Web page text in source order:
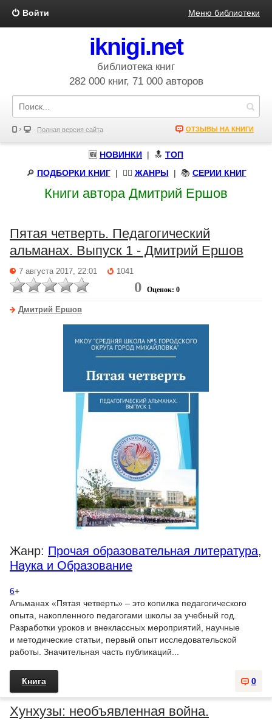
Войти Меню библиотеки
iknigi.net
библиотека книг
282 000 книг, 71 000 авторов
Полная версия сайта ОТЗЫВЫ НА КНИГИ
🆕 НОВИНКИ | 🔝 ТОП
🔎 ПОДБОРКИ КНИГ| 🧝‍♀️ ЖАНРЫ | 📚 СЕРИИ КНИГ
Книги автора Дмитрий Ершов
Пятая четверть. Педагогический
альманах. Выпуск 1 - Дмитрий Ершов
7 августа 2017, 22:01 1041
0 Оценок: 0
Дмитрий Ершов
Жанр: Прочая образовательная литература,
Наука и Образование
6+
Альманах «Пятая четверть» – это копилка педагогического
опыта, накопленного педагогами школы за учебный год.
Разработки уроков и внеклассных мероприятий, научные
и методические статьи, первый опыт исследовательской
работы. Значительная часть публикаций...
0
Книга
Хунхузы: необъявленная война.